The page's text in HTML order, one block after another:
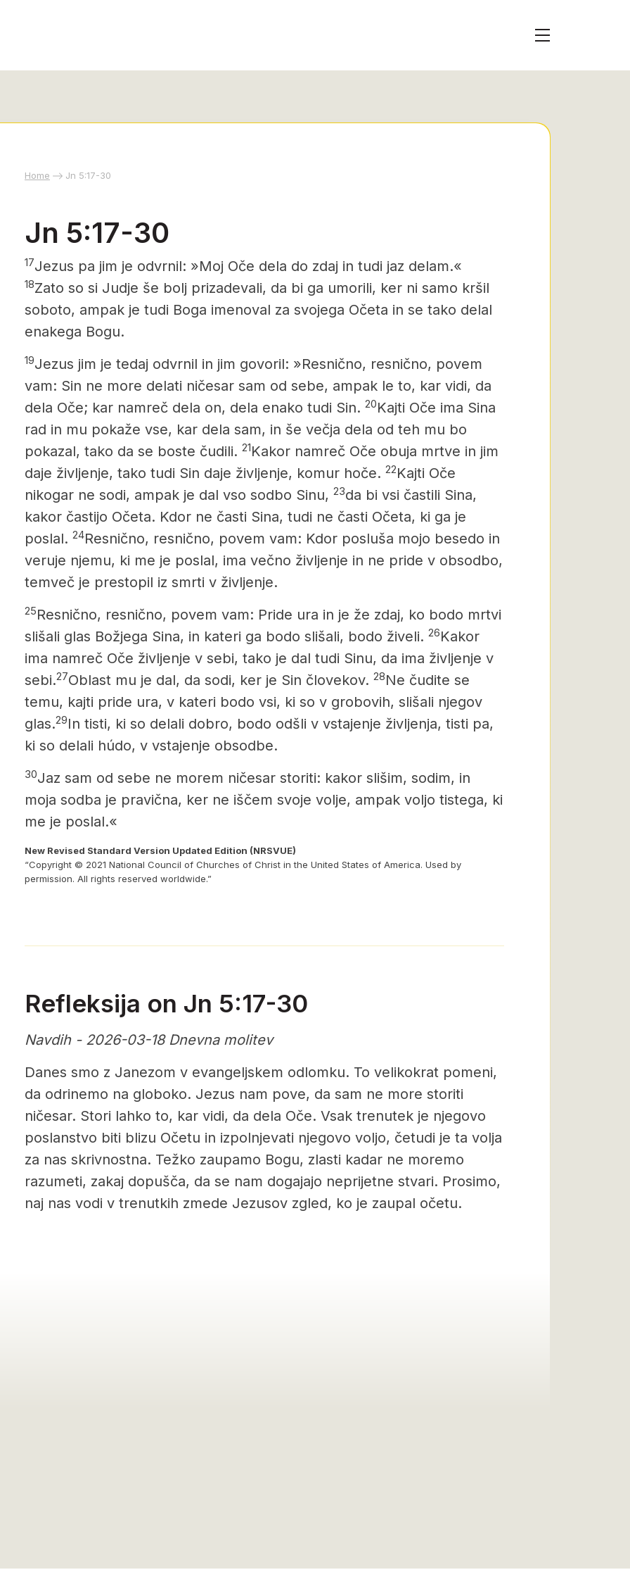
Home Jn 5:17-30
Jn 5:17-30
17Jezus pa jim je odvrnil: »Moj Oče dela do zdaj in tudi jaz delam.«
18Zato so si Judje še bolj prizadevali, da bi ga umorili, ker ni samo kršil
soboto, ampak je tudi Boga imenoval za svojega Očeta in se tako delal
enakega Bogu.
19Jezus jim je tedaj odvrnil in jim govoril: »Resnično, resnično, povem
vam: Sin ne more delati ničesar sam od sebe, ampak le to, kar vidi, da
dela Oče; kar namreč dela on, dela enako tudi Sin. 20Kajti Oče ima Sina
rad in mu pokaže vse, kar dela sam, in še večja dela od teh mu bo
pokazal, tako da se boste čudili. 21Kakor namreč Oče obuja mrtve in jim
daje življenje, tako tudi Sin daje življenje, komur hoče. 22Kajti Oče
nikogar ne sodi, ampak je dal vso sodbo Sinu, 23da bi vsi častili Sina,
kakor častijo Očeta. Kdor ne časti Sina, tudi ne časti Očeta, ki ga je
poslal. 24Resnično, resnično, povem vam: Kdor posluša mojo besedo in
veruje njemu, ki me je poslal, ima večno življenje in ne pride v obsodbo,
temveč je prestopil iz smrti v življenje.
25Resnično, resnično, povem vam: Pride ura in je že zdaj, ko bodo mrtvi
slišali glas Božjega Sina, in kateri ga bodo slišali, bodo živeli. 26Kakor
ima namreč Oče življenje v sebi, tako je dal tudi Sinu, da ima življenje v
sebi.27Oblast mu je dal, da sodi, ker je Sin človekov. 28Ne čudite se
temu, kajti pride ura, v kateri bodo vsi, ki so v grobovih, slišali njegov
glas.29In tisti, ki so delali dobro, bodo odšli v vstajenje življenja, tisti pa,
ki so delali húdo, v vstajenje obsodbe.
30Jaz sam od sebe ne morem ničesar storiti: kakor slišim, sodim, in
moja sodba je pravična, ker ne iščem svoje volje, ampak voljo tistega, ki
me je poslal.«
New Revised Standard Version Updated Edition (NRSVUE)
“Copyright © 2021 National Council of Churches of Christ in the United States of America. Used by
permission. All rights reserved worldwide.”
Refleksija on Jn 5:17-30
Navdih - 2026-03-18 Dnevna molitev
Danes smo z Janezom v evangeljskem odlomku. To velikokrat pomeni,
da odrinemo na globoko. Jezus nam pove, da sam ne more storiti
ničesar. Stori lahko to, kar vidi, da dela Oče. Vsak trenutek je njegovo
poslanstvo biti blizu Očetu in izpolnjevati njegovo voljo, četudi je ta volja
za nas skrivnostna. Težko zaupamo Bogu, zlasti kadar ne moremo
razumeti, zakaj dopušča, da se nam dogajajo neprijetne stvari. Prosimo,
naj nas vodi v trenutkih zmede Jezusov zgled, ko je zaupal očetu.